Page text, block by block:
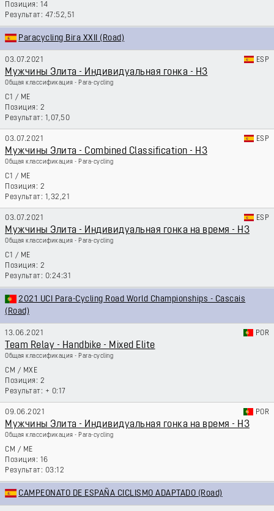
14
47:52,51
Paracycling Bira XXII (Road)
03.07.2021 ESP
Мужчины Элита - Индивидуальная гонка - H3
Общая классификация - Para-cycling
C1 / ME
2
1,07,50
03.07.2021 ESP
Мужчины Элита - Combined Classification - H3
Общая классификация - Para-cycling
C1 / ME
2
1,32,21
03.07.2021 ESP
Мужчины Элита - Индивидуальная гонка на время - H3
Общая классификация - Para-cycling
C1 / ME
2
0:24:31
2021 UCI Para-Cycling Road World Championships - Cascais
(Road)
13.06.2021 POR
Team Relay - Handbike - Mixed Elite
Общая классификация - Para-cycling
CM / MXE
2
+ 0:17
09.06.2021 POR
Мужчины Элита - Индивидуальная гонка на время - H3
Общая классификация - Para-cycling
CM / ME
16
03:12
CAMPEONATO DE ESPAÑA CICLISMO ADAPTADO (Road)